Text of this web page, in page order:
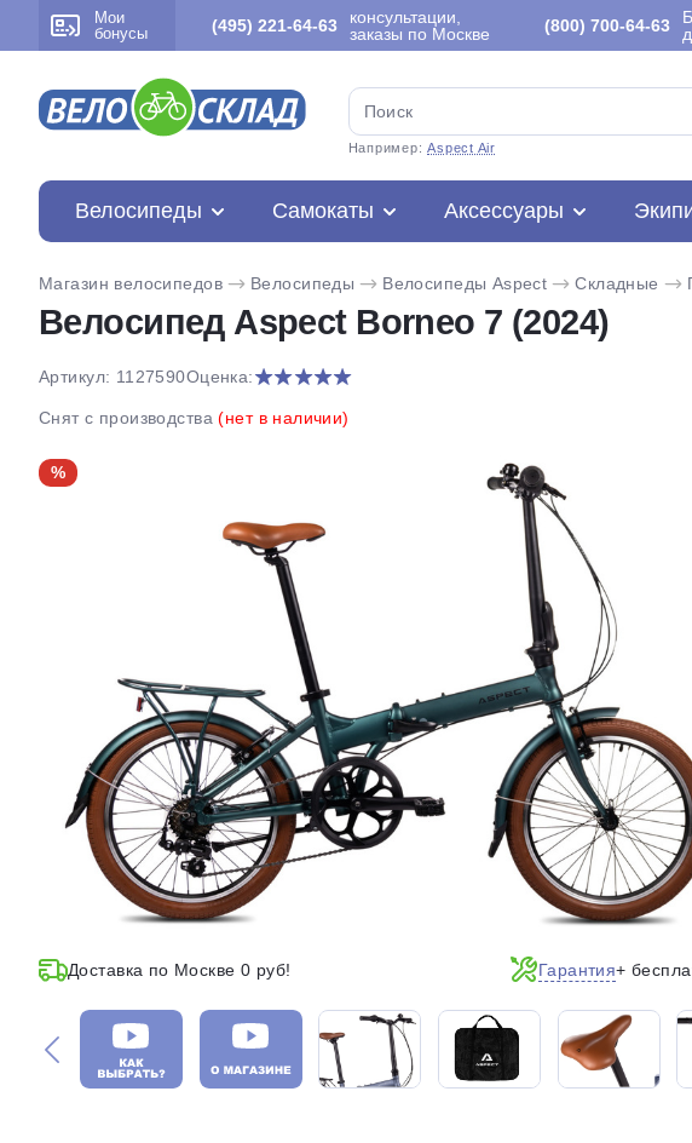
Мои
бонусы
(495) 221-64-63
консультации,
заказы по Москве
(800) 700-64-63
Например:Aspect Air
Велосипеды Самокаты Аксессуары
Магазин велосипедов Велосипеды Велосипеды Aspect Складные
Велосипед Aspect Borneo 7 (2024)
Артикул: 1127590Оценка:
Снят с производства(нет в наличии)
%
Доставка по Москве 0 руб! Гарантия+
Для клиентов всех
Разбейте
на части
График
Сегодня
25%
25%